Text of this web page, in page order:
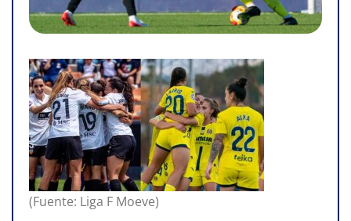
(Fuente: Liga F Moeve)